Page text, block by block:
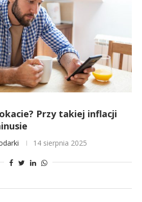
Przy takiej inflacji
14 sierpnia 2025